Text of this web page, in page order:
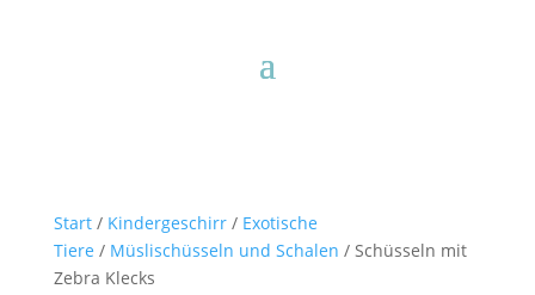
Start/ Kindergeschirr/ Exotische
Tiere / Müslischüsseln und Schalen / Schüsseln mit
Zebra Klecks